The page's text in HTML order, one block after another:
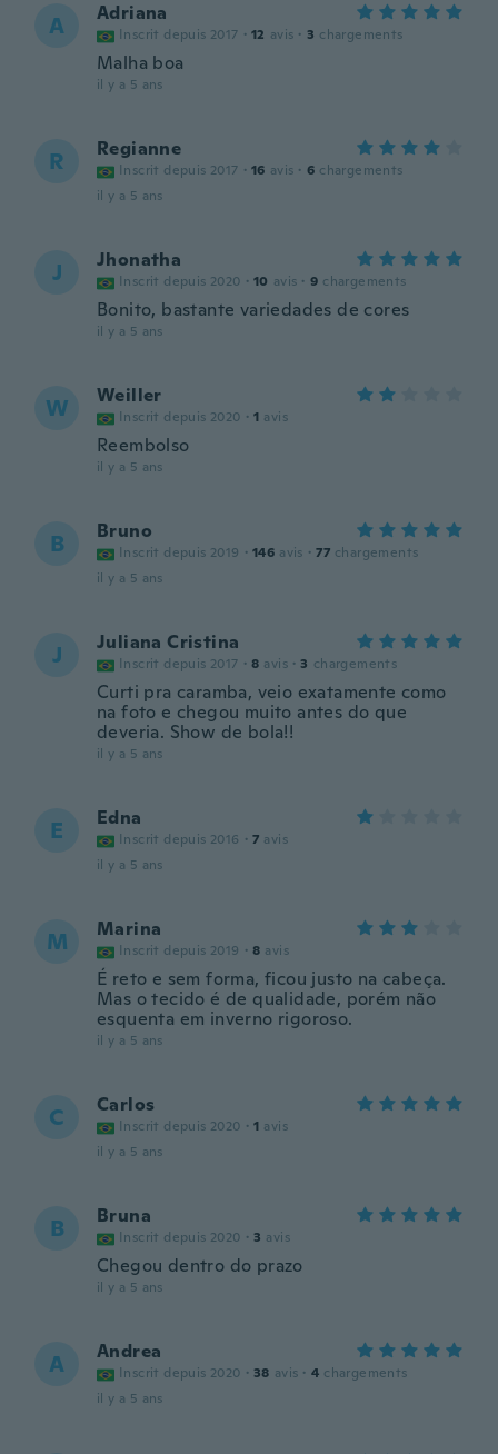
A Adriana
Inscrit depuis 2017 · 12 avis · 3 chargements
Malha boa
il y a 5 ans
R Regianne
Inscrit depuis 2017 · 16 avis · 6 chargements
il y a 5 ans
J Jhonatha
Inscrit depuis 2020 · 10 avis · 9 chargements
Bonito, bastante variedades de cores
il y a 5 ans
W Weiller
Inscrit depuis 2020 · 1 avis
Reembolso
il y a 5 ans
B Bruno
Inscrit depuis 2019 · 146 avis · 77 chargements
il y a 5 ans
J Juliana Cristina
Inscrit depuis 2017 · 8 avis · 3 chargements
Curti pra caramba, veio exatamente como
na foto e chegou muito antes do que
deveria. Show de bola!!
il y a 5 ans
E Edna
Inscrit depuis 2016 · 7 avis
il y a 5 ans
M Marina
Inscrit depuis 2019 · 8 avis
É reto e sem forma, ficou justo na cabeça.
Mas o tecido é de qualidade, porém não
esquenta em inverno rigoroso.
il y a 5 ans
C Carlos
Inscrit depuis 2020 · 1 avis
il y a 5 ans
B Bruna
Inscrit depuis 2020 · 3 avis
Chegou dentro do prazo
il y a 5 ans
A Andrea
Inscrit depuis 2020 · 38 avis · 4 chargements
il y a 5 ans